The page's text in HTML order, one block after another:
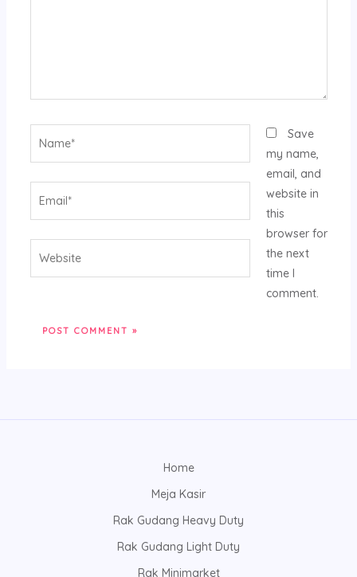
Save
my name,
email, and
website in
this
browser for
the next
time I
comment.
Home
Meja Kasir
Rak Gudang Heavy Duty
Rak Gudang Light Duty
Rak Minimarket